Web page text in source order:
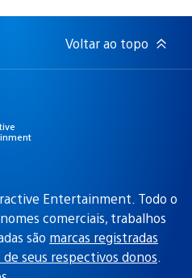
Voltar ao topo
Entertainment. Todo o
comerciais, trabalhos
são marcas registradas
seus respectivos donos.